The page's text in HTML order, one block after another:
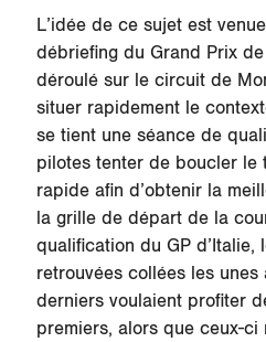
L’idée de ce sujet est
débriefing du Grand Prix
déroulé sur le circuit de
situer rapidement le
se tient une séance de
pilotes tenter de boucler le
rapide afin d’obtenir la
la grille de départ de la
qualification du GP d’Italie,
retrouvées collées les
derniers voulaient profiter
premiers, alors que ceux-ci